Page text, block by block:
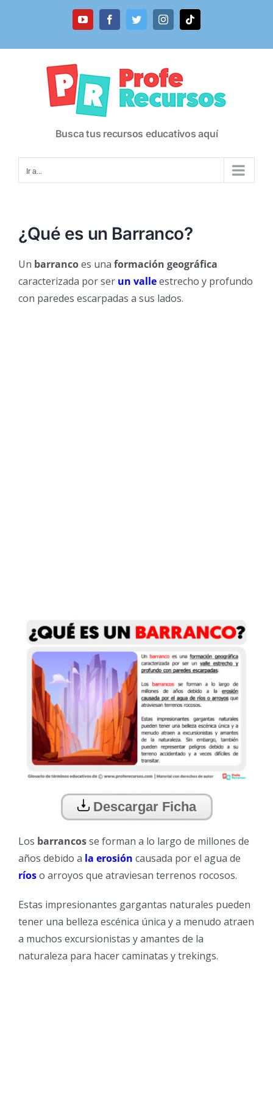
YouTubeFacebookTwitterInstagramTiktok
Busca tus recursos educativos aquí
Ir a...
¿Qué es un Barranco?
Un barrancoes una formación geográfica
caracterizada por ser un valleestrecho y profundo
con paredes escarpadas a sus lados.
Descargar Ficha
Los barrancosse forman a lo largo de millones de
años debido a la erosión causada por el agua de
ríoso arroyos que atraviesan terrenos rocosos.
Estas impresionantes gargantas naturales pueden
tener una belleza escénica única y a menudo atraen
a muchos excursionistas y amantes de la
naturaleza para hacer caminatas y trekings.